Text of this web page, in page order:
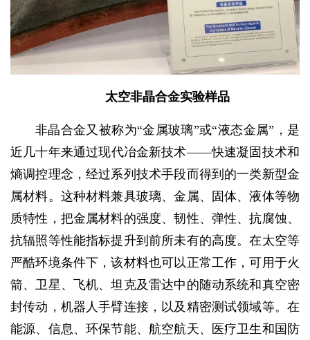
太空非晶合金实验样品
非晶合金又被称为“金属玻璃”或“液态金属”，是
近几十年来通过现代冶金新技术——快速凝固技术和
熵调控理念，经过系列技术手段而得到的一类新型金
属材料。这种材料兼具玻璃、金属、固体、液体等物
质特性，把金属材料的强度、韧性、弹性、抗腐蚀、
抗辐照等性能指标提升到前所未有的高度。在太空等
严酷环境条件下，该材料也可以正常工作，可用于火
箭、卫星、飞机、坦克及雷达中的随动系统和真空密
封传动，机器人手臂连接，以及精密测试领域等。在
能源、信息、环保节能、航空航天、医疗卫生和国防